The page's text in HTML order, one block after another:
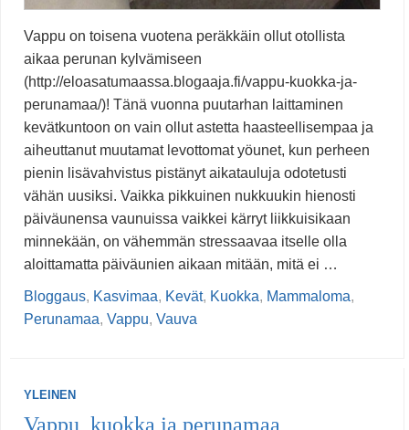
Vappu on toisena vuotena peräkkäin ollut otollista
aikaa perunan kylvämiseen
(http://eloasatumaassa.blogaaja.fi/vappu-kuokka-ja-
perunamaa/)! Tänä vuonna puutarhan laittaminen
kevätkuntoon on vain ollut astetta haasteellisempaa ja
aiheuttanut muutamat levottomat yöunet, kun perheen
pienin lisävahvistus pistänyt aikatauluja odotetusti
vähän uusiksi. Vaikka pikkuinen nukkuukin hienosti
päiväunensa vaunuissa vaikkei kärryt liikkuisikaan
minnekään, on vähemmän stressaavaa itselle olla
aloittamatta päiväunien aikaan mitään, mitä ei …
Bloggaus, Kasvimaa, Kevät, Kuokka, Mammaloma,
Perunamaa, Vappu, Vauva
YLEINEN
Vappu, kuokka ja perunamaa